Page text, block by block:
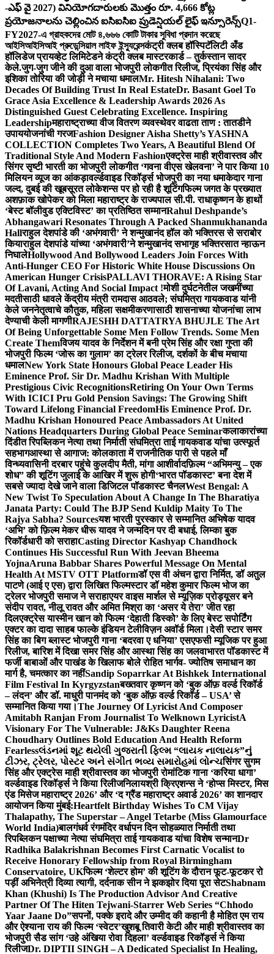
-ఎఫ్ వై 2027) వినియోగదారులకు మొత్తం రూ. 4,666 కోట్ల
ప్రయోజనాలను చెల్లించిన ఐసిఐసిఐ ప్రుడెన్షియల్ లైఫ్ ఇన్సూరెన్స్Q1-
FY2027-এ গ্রাহকদের মোট ৪,৬৬৬ কোটি টাকার সুবিধা প্রদান করেছে
আইসিআইসিআই প্রুডেন্সিয়াল লাইফ ইন্স্যুরেন্সकंट्री क्लब हॉस्पिटॅलिटी अँड
हॉलिडेज प्रायव्हेट लिमिटेडने कंट्री क्लब मास्टरकार्ड – तुर्कस्तान सादर
केले.जुग-जुग जीने की दुआ वाला भोजपुरी लोकगीत रिलीज, प्रियंका सिंह और
इशिका तोरिया की जोड़ी ने मचाया धमालMr. Hitesh Nihalani: Two
Decades Of Building Trust In Real EstateDr. Basant Goel To
Grace Asia Excellence & Leadership Awards 2026 As
Distinguished Guest Celebrating Excellence. Inspiring
Leadershipमहाराष्ट्राच्या वीज वितरण व्यवस्थेवर वाढता ताण : तातडीने
उपाययोजनांची गरजFashion Designer Aisha Shetty’s YASHNA
COLLECTION Completes Two Years, A Beautiful Blend Of
Traditional Style And Modern Fashionएक्ट्रेस माही श्रीवास्तव और
सिंगर सृष्टी भारती का भोजपुरी लोकगीत ‘गवना वीएस खेलवना’ ने पार किया 10
मिलियन व्यूज का आंकड़ावर्ल्डवाइड रिकॉर्ड्स भोजपुरी का नया धमाकेदार गाना
जल्द, दुबई की खूबसूरत लोकेशन्स पर हो रही है शूटिंगफिल्म जगत के प्रख्यात
अशफ़ाक खोपेकर को मिला महाराष्ट्र के राज्यपाल सी.पी. राधाकृष्णन के हाथों
‘बेस्ट बॉलीवुड एक्टिविस्ट’ का प्रतिष्ठित सम्मानRahul Deshpande’s
Abhangawari Resonates Through A Packed Shanmukhananda
Hallराहुल देशपांडे की ‘अभंगवारी’ ने शन्मुखानंद हॉल को भक्तिरस से सराबोर
कियाराहुल देशपांडे यांच्या ‘अभंगवारी’ने शन्मुखानंद सभागृह भक्तिरसात न्हाऊन
निघालेHollywood And Bollywood Leaders Join Forces With
Anti-Hunger CEO For Historic White House Discussions On
American Hunger CrisisPALLAVI THORAVE: A Rising Star
Of Lavani, Acting And Social Impact !मोशी दुर्घटनेतील जखमींच्या
मदतीसाठी धावले केंद्रीय मंत्री रामदास आठवले; संघमित्रा गायकवाड यांनी
केले जननेतृत्वाचे कौतुक, महिला सक्षमीकरणासाठी शासनाच्या योजनांचा लाभ
देण्याची केली मागणीRAJESHH DATTATRYA BHUJLE The Art
Of Being Unforgettable Some Men Follow Trends. Some Men
Create Themविजय यादव के निर्देशन में बनी प्रेम सिंह और रक्षा गुप्ता की
भोजपुरी फिल्म ‘जोरू का गुलाम’ का ट्रेलर रिलीज, दर्शकों के बीच मचाया
धमालNew York State Honours Global Peace Leader His
Eminence Prof. Sir Dr. Madhu Krishan With Multiple
Prestigious Civic RecognitionsRetiring On Your Own Terms
With ICICI Pru Gold Pension Savings: The Growing Shift
Toward Lifelong Financial FreedomHis Eminence Prof. Dr.
Madhu Krishan Honoured Peace Ambassadors At United
Nations Headquarters During Global Peace Seminarकलाकारांच्या
दिंडीत रिपब्लिकन नेत्या तथा निर्माती संघमित्रा ताई गायकवाड यांचा उत्स्फूर्त
सहभागआस्था से आगाज: कोलकाता में राजनीतिक पारी से पहले माँ
विन्ध्यवासिनी दरबार पहुंचे कुलदीप मैती, मांगा आशीर्वादफ़िल्म “अभिमन्यु – एक
शोध” की शूटिंग जुलाई के आखिर में शुरू होगी‘भारत पॉडकास्ट’ बना देश में
सबसे ज्यादा देखे जाने वाला डिजिटल पॉडकास्ट चैनलWest Bengal: A
New Twist To Speculation About A Change In The Bharatiya
Janata Party: Could The BJP Send Kuldip Maity To The
Rajya Sabha? Sourcesयश भारती पुरस्कार से सम्मानित अभिषेक यादव
‘अभि’ को फ़िल्म मेकर धीरू यादव ने जन्मदिन पर दी बधाई, लिम्का बुक
रिकॉर्डधारी को सराहाCasting Director Kashyap Chandhock
Continues His Successful Run With Jeevan Bheema
YojnaAruna Babbar Shares Powerful Message On Mental
Health At MSTV OTT Platformडॉ एस वी अंचन द्वारा निर्मित, डॉ अतुल
पाटणे (आई ए एस) द्वारा लिखित फिल्मस्टार डॉ महेश कुमार फिल्म भोज का
ट्रेलर भोजपुरी समाज ने सराहाएयर वाइस मार्शल से म्यूज़िक प्रोड्यूसर बने
संदीप रावत, नीलू रावत और अमित मिश्रा का ‘असर ये तेरा’ जीत रहा
दिलएक्ट्रेस यास्मीन खान को फिल्म ‘देहाती डिस्को’ के लिए बेस्ट सपोर्टिंग
एक्टर का दादा साहब फाल्के इंडियन टेलीविज़न अवॉर्ड मिला।देसी स्टार समर
सिंह का बिग ब्लास्ट भोजपुरी गाना ‘बदरवा ए धनिया’ एसएफसी म्यूजिक पर हुआ
रिलीज, बारिश में दिखा समर सिंह और आस्था सिंह का जलवाभारत पॉडकास्ट में
फर्जी बाबाओं और पाखंड के खिलाफ बोले रोहित भार्गव- ज्योतिष समाधान का
मार्ग है, चमत्कार का नहींSandip Soparrkar At Bishkek International
Film Festival In Kyrgyzstanबख्तवार कृष्णन को ‘बुक ऑफ़ वर्ल्ड रिकॉर्ड
– लंदन’ और डॉ. माधुरी पानमंद को ‘बुक ऑफ़ वर्ल्ड रिकॉर्ड – USA’ से
सम्मानित किया गया।The Journey Of Lyricist And Composer
Amitabh Ranjan From Journalist To Welknown LyricistA
Visionary For The Vulnerable: J&Ks Daughter Reena
Choudhary Outlines Bold Education And Health Reform
Fearlessલંડનમાં શૂટ થયેલી ગુજરાતી ફિલ્મ “લાયક નાલાયક”નું
ટીઝર, ટ્રેલર, પોસ્ટર અને સંગીત ભવ્ય સમારોહમાં લોન્ચसिंगर सुगम
सिंह और एक्ट्रेस माही श्रीवास्तव का भोजपुरी रोमांटिक गाना ‘करिया धागा’
वर्ल्डवाइड रिकॉर्ड्स ने किया रिलीजनिलायश्री क्रिएशन्स ने ‘होप्स मिस्टर, मिस
एंड मिसेज महाराष्ट्र 2026’ और ‘द ग्रैंड महाराष्ट्र अवार्ड 2026’ का शानदार
आयोजन किया मुंबई:Heartfelt Birthday Wishes To CM Vijay
Thalapathy, The Superstar – Angel Tetarbe (Miss Glamourface
World India)बालगंधर्व रंगमंदिर वर्धापन दिन सोहळ्यात निर्माती तथा
रिपब्लिकन पक्षाच्या नेत्या संघमित्रा ताई गायकवाड यांचा विशेष सन्मानDr
Radhika Balakrishnan Becomes First Carnatic Vocalist to
Receive Honorary Fellowship from Royal Birmingham
Conservatoire, UKफिल्म ‘शेल्टर होम’ की शूटिंग के दौरान फूट-फूटकर रो
पड़ीं अभिनेत्री दिव्या त्यागी, दर्दनाक सीन ने झकझोर दिया पूरा सेटShabnam
Khan (Khushi) Is The Production Advisor And Creative
Partner Of The Hiten Tejwani-Starrer Web Series “Chhodo
Yaar Jaane Do”सपनों, पक्के इरादे और उम्मीद की कहानी है मोहित एम राय
और ऐश्याना राय की फिल्म ‘स्वेटर’खुशबू तिवारी केटी और माही श्रीवास्तव का
भोजपुरी सैड सांग ‘उहे अंखिया रोवा दिहला’ वर्ल्डवाइड रिकॉर्ड्स ने किया
रिलीजDr. DIPTII SINGH – A Dedicated Specialist In Healing,